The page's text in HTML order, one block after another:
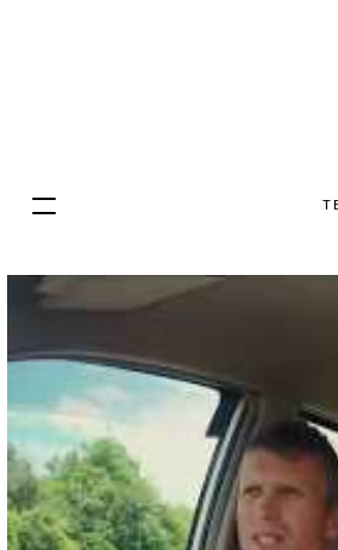
Hopp
innhold